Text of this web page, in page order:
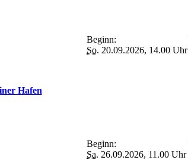
Hafen
Beginn:
So. 20.09.2026, 14.00 Uhr
Beginn:
Sa. 26.09.2026, 11.00 Uhr